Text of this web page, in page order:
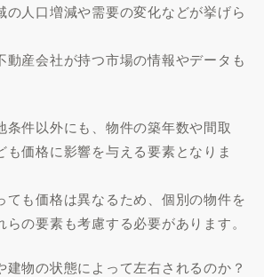
の人口増減や需要の変化などが挙げら
動産会社が持つ市場の情報やデータも
条件以外にも、物件の築年数や間取
も価格に影響を与える要素となりま
ても価格は異なるため、個別の物件を
の要素も考慮する必要があります。
建物の状態によって左右されるのか？